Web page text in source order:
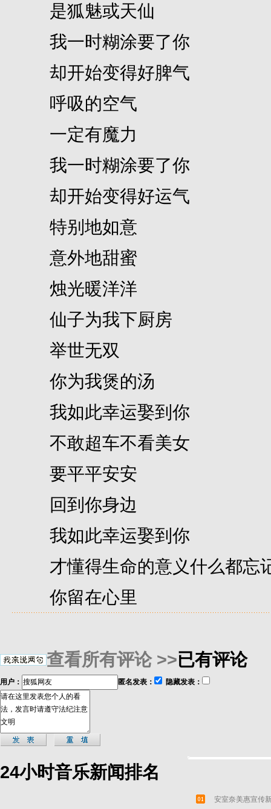
是狐魅或天仙
我一时糊涂要了你
却开始变得好脾气
呼吸的空气
一定有魔力
我一时糊涂要了你
却开始变得好运气
特别地如意
意外地甜蜜
烛光暖洋洋
仙子为我下厨房
举世无双
你为我煲的汤
我如此幸运娶到你
不敢超车不看美女
要平平安安
回到你身边
我如此幸运娶到你
才懂得生命的意义什么都忘
你留在心里
查看所有评论 >>已有评论
用户： 匿名发表： 隐藏发表：
24小时音乐新闻排名
安室奈美惠宣传